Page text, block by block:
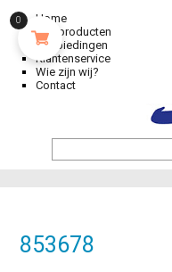
Home
Alle producten
Aanbiedingen
Klantenservice
Wie zijn wij?
Contact
853678
0